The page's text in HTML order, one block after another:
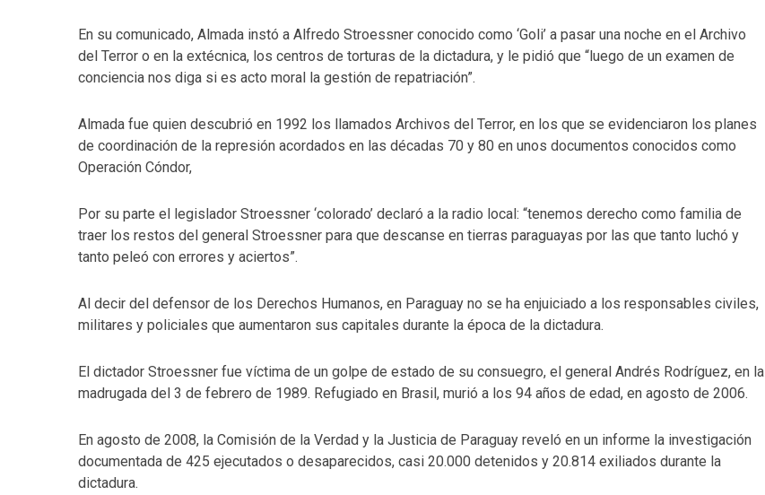
En su comunicado, Almada instó a Alfredo Stroessner conocido como ‘Goli’ a pasar una noche en el Archivo
del Terror o en la extécnica, los centros de torturas de la dictadura, y le pidió que “luego de un examen de
conciencia nos diga si es acto moral la gestión de repatriación”.
Almada fue quien descubrió en 1992 los llamados Archivos del Terror, en los que se evidenciaron los planes
de coordinación de la represión acordados en las décadas 70 y 80 en unos documentos conocidos como
Operación Cóndor,
Por su parte el legislador Stroessner ‘colorado’ declaró a la radio local: “tenemos derecho como familia de
traer los restos del general Stroessner para que descanse en tierras paraguayas por las que tanto luchó y
tanto peleó con errores y aciertos”.
Al decir del defensor de los Derechos Humanos, en Paraguay no se ha enjuiciado a los responsables civiles,
militares y policiales que aumentaron sus capitales durante la época de la dictadura.
El dictador Stroessner fue víctima de un golpe de estado de su consuegro, el general Andrés Rodríguez, en la
madrugada del 3 de febrero de 1989. Refugiado en Brasil, murió a los 94 años de edad, en agosto de 2006.
En agosto de 2008, la Comisión de la Verdad y la Justicia de Paraguay reveló en un informe la investigación
documentada de 425 ejecutados o desaparecidos, casi 20.000 detenidos y 20.814 exiliados durante la
dictadura.